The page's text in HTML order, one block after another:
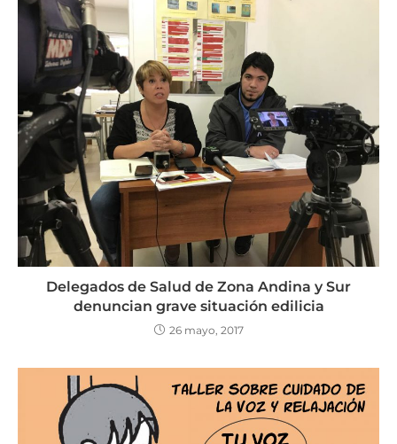
Delegados de Salud de Zona Andina y Sur
denuncian grave situación edilicia
26 mayo, 2017